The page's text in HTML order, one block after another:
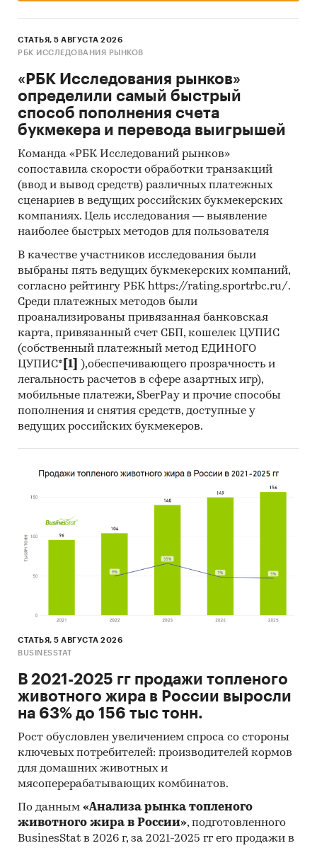
поставщиков продукции/услуг в разрезе
товарных групп/услуг: деловая активность,
динамика спроса, предложения и цен.
Расчет основных долей производителей на
целевых рынках, ранжирование
потребителей по уровню значимости.
Использование базы Федеральной
таможенной службы для анализа объема
импорта и экспорта продукции на целевых
рынках в натуральном и стоимостном
выражении в разрезе товарных групп.
рынка - Минэкономразвития, Минэнерго,
Минпромторгом, Федеральной налоговой
службой для анализа государственной
политики, практик и законодательства
применительно к потреблению,
производству, экспорту и импорту
продукции, стандартам, ограничениям,
таможенным пошлинам, налогам, а также
субсидиям и другим формам
стимулирования на рынке
Использование современных
на основе макропараметров и факторов для
будущих проектов компаний, с поправкой
на мнение экспертов и представителей
компаний.
Источники:
числе Минэкономразвития, Минэнерго,
службы (ФНС), Федеральной службы по
тарифам (ФСТ), Федеральной таможенной
службы (ФТС), ОАО «РЖД» и пр.
Специализированные базы данных АИПР,
информационная база АИПР
Печатные и электронные деловые и
специализированные издания,
аналитические обзоры
Информационные ресурсы участников
СТАТЬЯ, 5 АВГУСТА 2026
РБК ИССЛЕДОВАНИЯ РЫНКОВ
«РБК Исследования рынков»
определили самый быстрый
способ пополнения счета
букмекера и перевода выигрышей
Команда «РБК Исследований рынков»
сопоставила скорости обработки транзакций
(ввод и вывод средств) различных платежных
сценариев в ведущих российских букмекерских
компаниях. Цель исследования — выявление
наиболее быстрых методов для пользователя
В качестве участников исследования были
выбраны пять ведущих букмекерских компаний,
согласно рейтингу РБК https://rating.sportrbc.ru/.
Среди платежных методов были
проанализированы привязанная банковская
карта, привязанный счет СБП, кошелек ЦУПИС
(собственный платежный метод ЕДИНОГО
ЦУПИС* [1]
),обеспечивающего прозрачность и
легальность расчетов в сфере азартных игр),
мобильные платежи, SberPay и прочие способы
пополнения и снятия средств, доступные у
ведущих российских букмекеров.
СТАТЬЯ, 5 АВГУСТА 2026
BUSINESSTAT
В 2021-2025 гг продажи топленого
животного жира в России выросли
на 63% до 156 тыс тонн.
Рост обусловлен увеличением спроса со стороны
ключевых потребителей: производителей кормов
для домашних животных и
мясоперерабатывающих комбинатов.
По данным «Анализа рынка топленого
животного жира в России», подготовленного
BusinesStat в 2026 г, за 2021-2025 гг его продажи в